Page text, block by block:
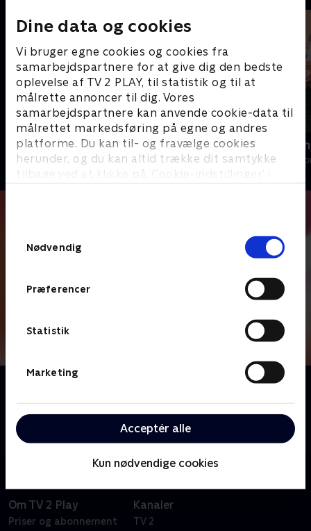
Dine data og cookies
Vi bruger egne cookies og cookies fra
samarbejdspartnere for at give dig den bedste
oplevelse af TV 2 PLAY, til statistik og til at
målrette annoncer til dig. Vores
samarbejdspartnere kan anvende cookie-data til
målrettet markedsføring på egne og andres
platforme. Du kan til- og fravælge cookies
herunder, og du kan altid trække dit samtykke
tilbage ved at klikke på ’Cookie-indstillinger’ i
Nødvendig
Præferencer
Statistik
Marketing
Acceptér alle
Kun nødvendige cookies
Kollegiet
Drama • 1 sæsoner
Hånden på
Drama • 1
af samme navn. Mio og Anders står over for en
altafgørende beslutning efter en uskyldig flirt
Om TV 2 Play
Priser og abonnement
Kanaler
TV 2